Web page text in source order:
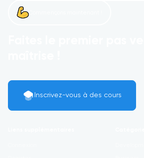
Inscrivez-vous à des cours